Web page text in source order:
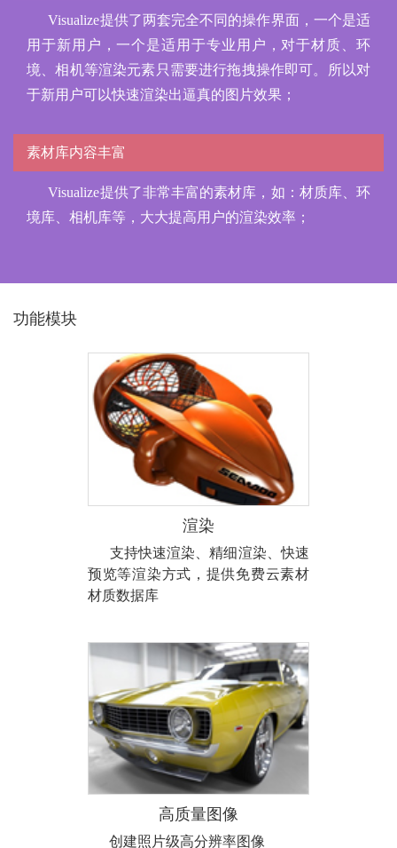
Visualize提供了两套完全不同的操作界面，一个是适
用于新用户，一个是适用于专业用户，对于材质、环
境、相机等渲染元素只需要进行拖拽操作即可。所以对
于新用户可以快速渲染出逼真的图片效果；
素材库内容丰富
Visualize提供了非常丰富的素材库，如：材质库、环
境库、相机库等，大大提高用户的渲染效率；
功能模块
渲染
支持快速渲染、精细渲染、快速
预览等渲染方式，提供免费云素材
材质数据库
高质量图像
创建照片级高分辨率图像